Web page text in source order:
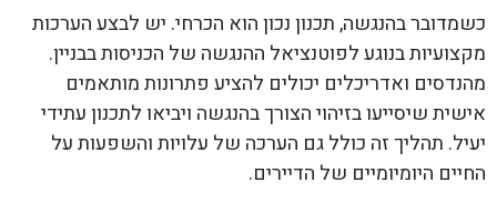
כשמדובר בהנגשה, תכנון נכון הוא הכרחי. יש לבצע הערכות
מקצועיות בנוגע לפוטנציאל ההנגשה של הכניסות בבניין.
מהנדסים ואדריכלים יכולים להציע פתרונות מותאמים
אישית שיסייעו בזיהוי הצורך בהנגשה ויביאו לתכנון עתידי
יעיל. תהליך זה כולל גם הערכה של עלויות והשפעות על
החיים היומיומיים של הדיירים.